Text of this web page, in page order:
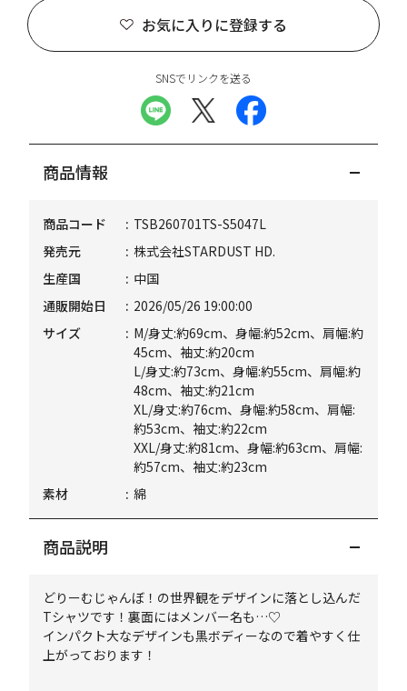
お気に入りに登録する
SNSでリンクを送る
商品情報
商品コード
TSB260701TS-S5047L
発売元
株式会社STARDUST HD.
生産国
中国
通販開始日
2026/05/26 19:00:00
サイズ
M/身丈:約69cm、身幅:約52cm、肩幅:約
45cm、袖丈:約20cm
L/身丈:約73cm、身幅:約55cm、肩幅:約
48cm、袖丈:約21cm
XL/身丈:約76cm、身幅:約58cm、肩幅:
約53cm、袖丈:約22cm
XXL/身丈:約81cm、身幅:約63cm、肩幅:
約57cm、袖丈:約23cm
素材
綿
商品説明
どりーむじゃんぼ！の世界観をデザインに落とし込んだ
Tシャツです！裏面にはメンバー名も…♡
インパクト大なデザインも黒ボディーなので着やすく仕
上がっております！